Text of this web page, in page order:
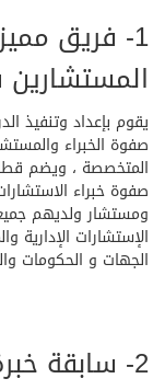
1- فريق
يقوم بإعداد وتنفيذ
صفوة الخبراء
المتخصصة ، ويضم
ومستشار ولديهم
الإستشارات الإدارية
الجهات و الحكومات
2- سابقة خبرة عريضة